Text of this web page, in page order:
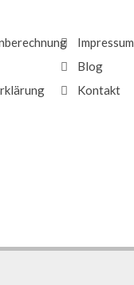
Impressum
Blog
Kontakt